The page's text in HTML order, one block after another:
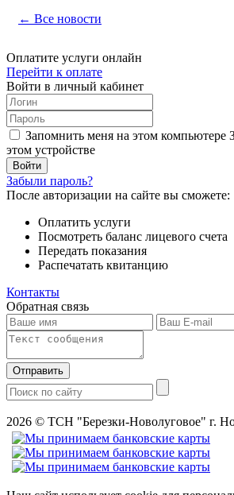
← Все новости
Оплатите услуги онлайн
Перейти к оплате
Войти в личный кабинет
Запомнить меня на этом компьютере
этом устройстве
Забыли пароль?
После авторизации на сайте вы сможете:
Оплатить услуги
Посмотреть баланс лицевого счета
Передать показания
Распечатать квитанцию
Контакты
Обратная связь
Отправить
2026 © ТСН "Березки-Новолуговое" г.